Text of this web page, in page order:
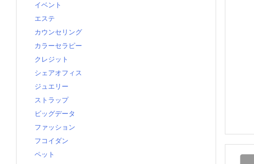
イベント
エステ
カウンセリング
カラーセラピー
クレジット
シェアオフィス
ジュエリー
ストラップ
ビッグデータ
ファッション
フコイダン
ペット